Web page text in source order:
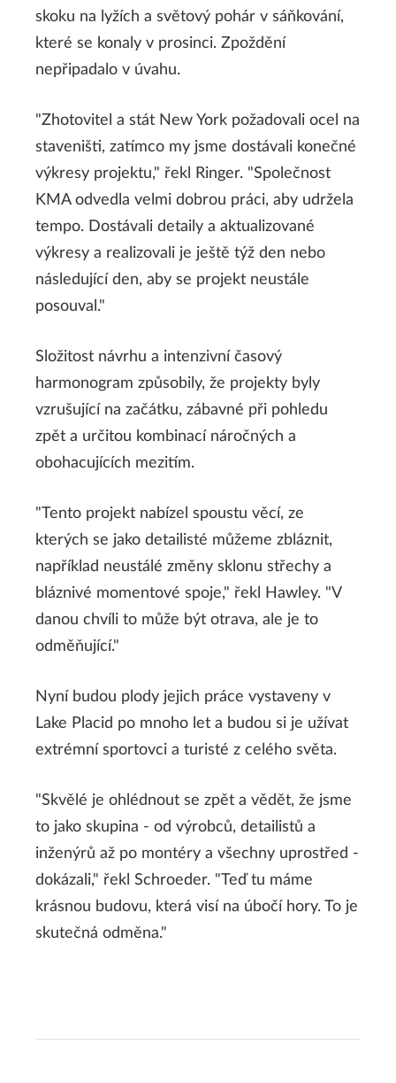
skoku na lyžích a světový pohár v sáňkování,
které se konaly v prosinci. Zpoždění
nepřipadalo v úvahu.
"Zhotovitel a stát New York požadovali ocel na
staveništi, zatímco my jsme dostávali konečné
výkresy projektu," řekl Ringer. "Společnost
KMA odvedla velmi dobrou práci, aby udržela
tempo. Dostávali detaily a aktualizované
výkresy a realizovali je ještě týž den nebo
následující den, aby se projekt neustále
posouval."
Složitost návrhu a intenzivní časový
harmonogram způsobily, že projekty byly
vzrušující na začátku, zábavné při pohledu
zpět a určitou kombinací náročných a
obohacujících mezitím.
"Tento projekt nabízel spoustu věcí, ze
kterých se jako detailisté můžeme zbláznit,
například neustálé změny sklonu střechy a
bláznivé momentové spoje," řekl Hawley. "V
danou chvíli to může být otrava, ale je to
odměňující."
Nyní budou plody jejich práce vystaveny v
Lake Placid po mnoho let a budou si je užívat
extrémní sportovci a turisté z celého světa.
"Skvělé je ohlédnout se zpět a vědět, že jsme
to jako skupina - od výrobců, detailistů a
inženýrů až po montéry a všechny uprostřed -
dokázali," řekl Schroeder. "Teď tu máme
krásnou budovu, která visí na úbočí hory. To je
skutečná odměna."